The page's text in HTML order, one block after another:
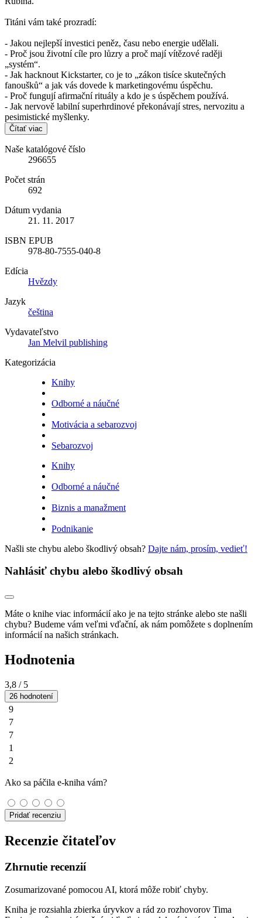
Titáni vám také prozradí:
- Jakou nejlepší investici peněz, času nebo energie udělali.
- Proč jsou životní cíle pro lůzry a proč mají vítězové raději
„systém“.
- Jak hacknout Kickstarter, co je to „zákon tisíce skutečných
fanoušků“ a jak vás dovede k marketingovému úspěchu.
- Proč fungují afirmační rituály a kdo je s úspěchem používá.
- Jak nervově labilní superhrdinové překonávají stres, nervozitu a
pesimistické myšlenky.
Čítať viac
Naše katalógové číslo
296655
Počet strán
692
Dátum vydania
21. 11. 2017
ISBN EPUB
978-80-7555-040-8
Edícia
Hvězdy
Jazyk
čeština
Vydavateľstvo
Jan Melvil publishing
Kategorizácia
Knihy
Odborné a náučné
Motivácia a sebarozvoj
Sebarozvoj
Knihy
Odborné a náučné
Biznis a manažment
Podnikanie
Našli ste chybu alebo škodlivý obsah? Dajte nám, prosím, vedieť!
Nahlásiť chybu alebo škodlivý obsah
Máte o knihe viac informácií ako je na tejto stránke alebo ste našli
chybu? Budeme vám veľmi vďační, ak nám pomôžete s doplnením
informácií na našich stránkach.
Hodnotenia
3,8 / 5
26 hodnotení
9
7
7
1
2
Ako sa páčila e-kniha vám?
Pridať recenziu
Recenzie čitateľov
Zhrnutie recenzií
Zosumarizované pomocou AI, ktorá môže robiť chyby.
Kniha je rozsiahla zbierka úryvkov a rád zo rozhovorov Tima